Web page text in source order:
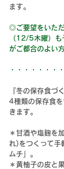
ます。
◎ご要望をいた
（12/5木曜）も
がご都合のよい
・・・・・・・
『冬の保存食づ
4種類の保存食
きます。
＊甘酒や塩麹を
れ)をつくって手
ムチ」。
＊ 黄柚子の皮と